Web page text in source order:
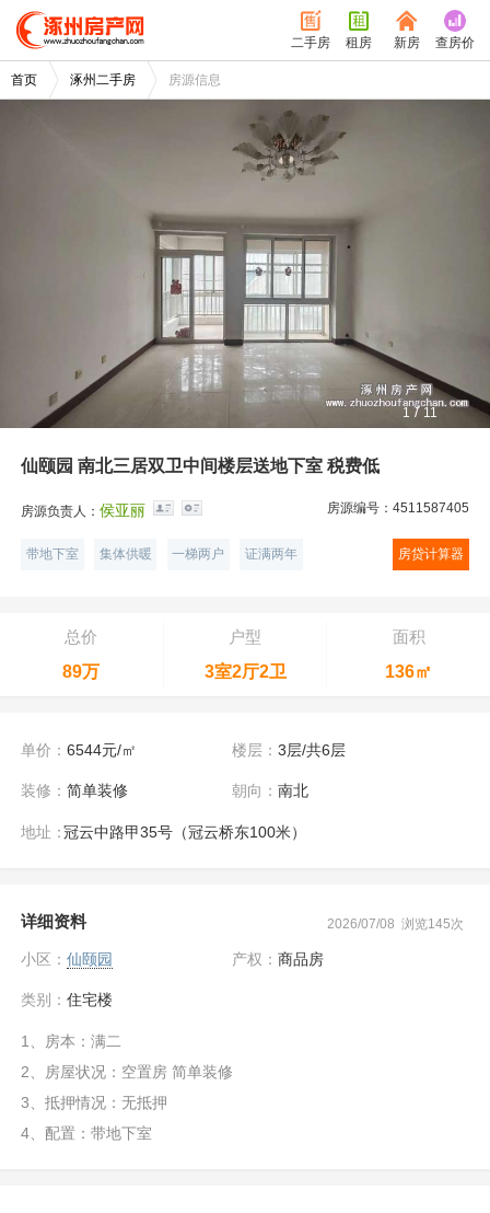
二手房 租房 新房 查房价
首页 涿州二手房 房源信息
1/11
仙颐园 南北三居双卫中间楼层送地下室 税费低
房源负责人：侯亚丽 房源编号：4511587405
带地下室 集体供暖 一梯两户 证满两年 房贷计算器
总价
89万
户型
3室2厅2卫
面积
136㎡
单价：6544元/㎡ 楼层： 3层/共6层
装修：简单装修 朝向： 南北
地址：冠云中路甲35号（冠云桥东100米）
详细资料 2026/07/08 浏览145次
小区：仙颐园 产权： 商品房
类别：住宅楼
1、房本：满二
2、房屋状况：空置房 简单装修
3、抵押情况：无抵押
4、配置：带地下室